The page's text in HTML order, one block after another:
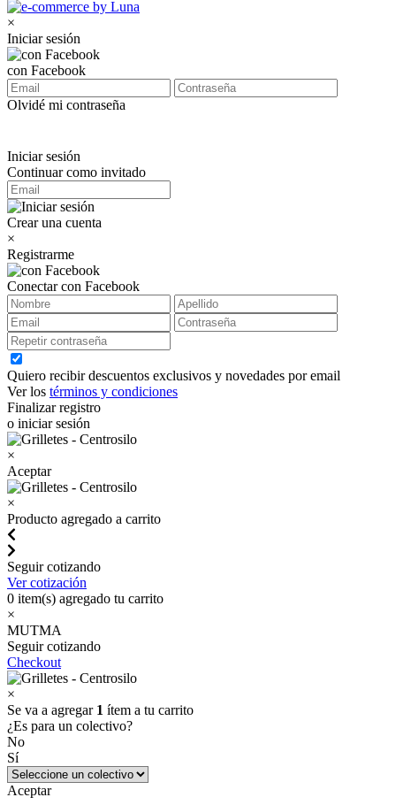
×
Iniciar sesión
con Facebook
Olvidé mi contraseña
Iniciar sesión
Continuar como invitado
Crear una cuenta
×
Registrarme
Conectar con Facebook
Quiero recibir descuentos exclusivos y novedades por email
Ver los términos y condiciones
Finalizar registro
o iniciar sesión
×
Aceptar
×
Producto agregado a carrito
Seguir cotizando
Ver cotización
0 item(s) agregado tu carrito
×
MUTMA
Seguir cotizando
Checkout
×
Se va a agregar 1 ítem a tu carrito
¿Es para un colectivo?
No
Sí
Aceptar